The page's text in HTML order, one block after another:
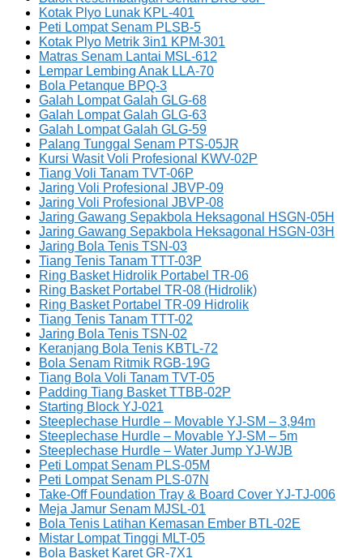
Kotak Plyo Lunak KPL-401
Peti Lompat Senam PLSB-5
Kotak Plyo Metrik 3in1 KPM-301
Matras Senam Lantai MSL-612
Lempar Lembing Anak LLA-70
Bola Petanque BPQ-3
Galah Lompat Galah GLG-68
Galah Lompat Galah GLG-63
Galah Lompat Galah GLG-59
Palang Tunggal Senam PTS-05JR
Kursi Wasit Voli Profesional KWV-02P
Tiang Voli Tanam TVT-06P
Jaring Voli Profesional JBVP-09
Jaring Voli Profesional JBVP-08
Jaring Gawang Sepakbola Heksagonal HSGN-05H
Jaring Gawang Sepakbola Heksagonal HSGN-03H
Jaring Bola Tenis TSN-03
Tiang Tenis Tanam TTT-03P
Ring Basket Hidrolik Portabel TR-06
Ring Basket Portabel TR-08 (Hidrolik)
Ring Basket Portabel TR-09 Hidrolik
Tiang Tenis Tanam TTT-02
Jaring Bola Tenis TSN-02
Keranjang Bola Tenis KBTL-72
Bola Senam Ritmik RGB-19G
Tiang Bola Voli Tanam TVT-05
Padding Tiang Basket TTBB-02P
Starting Block YJ-021
Steeplechase Hurdle – Movable YJ-SM – 3,94m
Steeplechase Hurdle – Movable YJ-SM – 5m
Steeplechase Hurdle – Water Jump YJ-WJB
Peti Lompat Senam PLS-05M
Peti Lompat Senam PLS-07N
Take-Off Foundation Tray & Board Cover YJ-TJ-006
Meja Jamur Senam MJSL-01
Bola Tenis Latihan Kemasan Ember BTL-02E
Mistar Lompat Tinggi MLT-05
Bola Basket Karet GR-7X1